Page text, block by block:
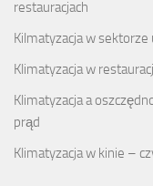
restauracjach
Kilmatyzacja w sektorze
Klimatyzacja w
Klimatyzacja a
prąd
Klimatyzacja w kinie –